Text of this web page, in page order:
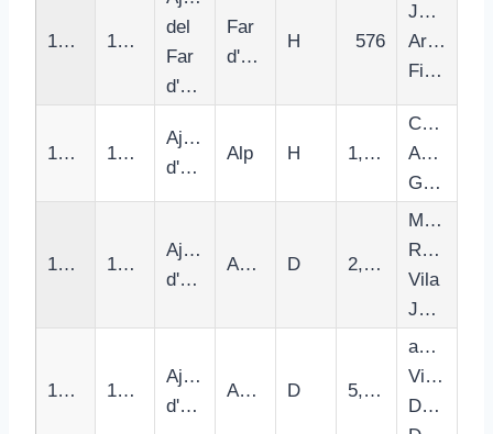
17005 1700590004
del
Far
d'Emporda
Far
d'Emporda
H 576
Jaume
Arnall
Figueras
17006 1700620002
Ajuntament
d'Alp
Alp H 1,559
Carles
Adsera
Guillen
17007 1700780001
Ajuntament
d'Amer
Amer D 2,256
Maria
Rosa
Vila
Juanhuix
17008 1700840003
Ajuntament
d'Angles
Angles D 5,519
astrid
Victoria
Desset